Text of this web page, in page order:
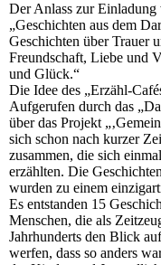
Der Anlass zur Einladung
„Geschichten aus dem
Geschichten über Trauer
Freundschaft, Liebe und
und Glück.“
Die Idee des „Erzähl-
Aufgerufen durch das
über das Projekt
sich schon nach kurzer
zusammen, die sich
erzählten. Die
wurden zu einem
Es entstanden 15
Menschen, die als
Jahrhunderts den Blick
werfen, dass so anders